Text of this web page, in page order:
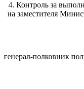
4. Контроль за
на заместителя
генерал-